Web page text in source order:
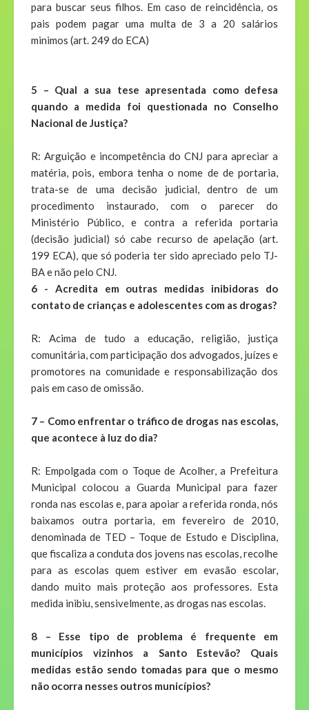
para buscar seus filhos. Em caso de reincidência, os
pais podem pagar uma multa de 3 a 20 salários
minimos (art. 249 do ECA)
5 – Qual a sua tese apresentada como defesa
quando a medida foi questionada no Conselho
Nacional de Justiça?
R: Arguição e incompetência do CNJ para apreciar a
matéria, pois, embora tenha o nome de de portaria,
trata-se de uma decisão judicial, dentro de um
procedimento instaurado, com o parecer do
Ministério Público, e contra a referida portaria
(decisão judicial) só cabe recurso de apelação (art.
199 ECA), que só poderia ter sido apreciado pelo TJ-
BA e não pelo CNJ.
6 - Acredita em outras medidas inibidoras do
contato de crianças e adolescentes com as drogas?
R: Acima de tudo a educação, religião, justiça
comunitária, com participação dos advogados, juízes e
promotores na comunidade e responsabilização dos
pais em caso de omissão.
7 – Como enfrentar o tráfico de drogas nas escolas,
que acontece à luz do dia?
R: Empolgada com o Toque de Acolher, a Prefeitura
Municipal colocou a Guarda Municipal para fazer
ronda nas escolas e, para apoiar a referida ronda, nós
baixamos outra portaria, em fevereiro de 2010,
denominada de TED – Toque de Estudo e Disciplina,
que fiscaliza a conduta dos jovens nas escolas, recolhe
para as escolas quem estiver em evasão escolar,
dando muito mais proteção aos professores. Esta
medida inibiu, sensivelmente, as drogas nas escolas.
8 – Esse tipo de problema é frequente em
municípios vizinhos a Santo Estevão? Quais
medidas estão sendo tomadas para que o mesmo
não ocorra nesses outros municípios?